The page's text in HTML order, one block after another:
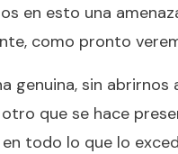
en esto una
como pronto
genuina, sin abrirnos
que se hace
todo lo que lo